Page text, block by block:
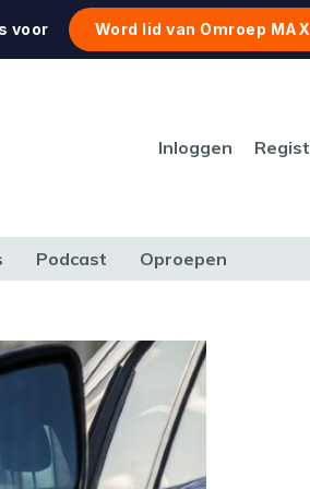
voor Word lid van Omroep MAX
Inloggen
Podcast Oproepen